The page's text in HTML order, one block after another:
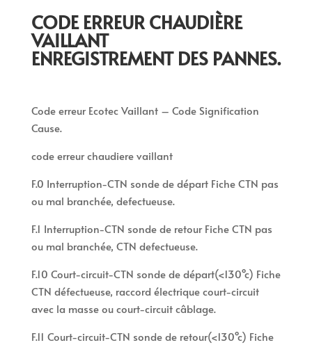
CODE ERREUR CHAUDIÈRE
VAILLANT
ENREGISTREMENT DES PANNES.
Code erreur Ecotec Vaillant – Code Signification
Cause.
code erreur chaudiere vaillant
F.0 Interruption-CTN sonde de départ Fiche CTN pas
ou mal branchée, defectueuse.
F.1 Interruption-CTN sonde de retour Fiche CTN pas
ou mal branchée, CTN defectueuse.
F.10 Court-circuit-CTN sonde de départ(<130°c) Fiche
CTN défectueuse, raccord électrique court-circuit
avec la masse ou court-circuit câblage.
F.11 Court-circuit-CTN sonde de retour(<130°c) Fiche